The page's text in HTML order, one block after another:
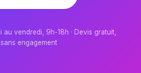
au vendredi, 9h-18h · Devis gratuit,
sans engagement